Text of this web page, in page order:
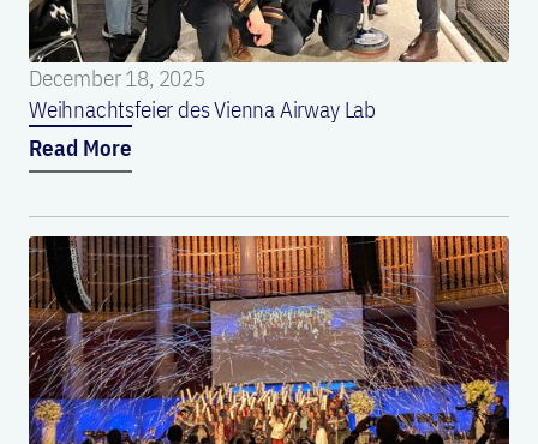
December 18, 2025
Weihnachtsfeier des Vienna Airway Lab
Read More